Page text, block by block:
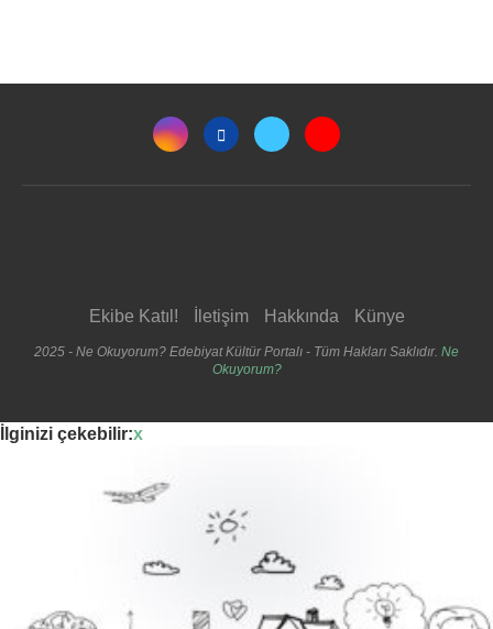
Ekibe Katıl! İletişim Hakkında Künye
2025 - Ne Okuyorum? Edebiyat Kültür Portalı - Tüm Hakları Saklıdır. Ne
Okuyorum?
İlginizi çekebilir:x